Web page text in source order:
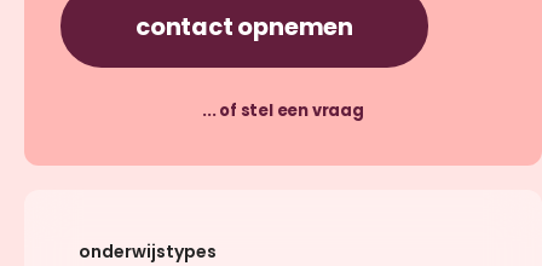
contact opnemen
... of stel een vraag
onderwijstypes